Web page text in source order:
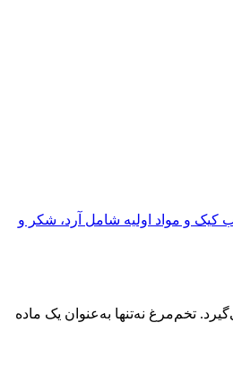
تخم‌مرغ نه‌تنها به‌عنوان یک ماده